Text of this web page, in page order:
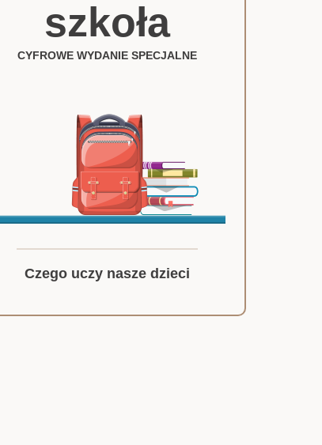
szkoła
CYFROWE WYDANIE SPECJALNE
Czego uczy nasze dzieci